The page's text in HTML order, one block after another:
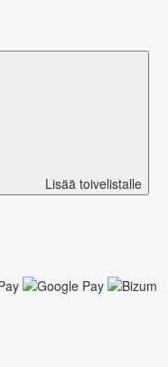
Lisää toivelistalle